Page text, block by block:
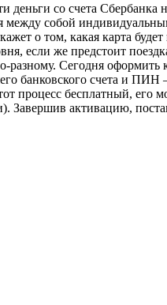
деньги со счета Сбербанка
между собой
о том, какая карта
если же предстоит
разному. Сегодня
банковского счета и ПИН
процесс бесплатный, его
Завершив активацию,